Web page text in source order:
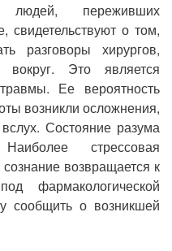
людей, переживших
свидетельствуют о том,
разговоры хирургов,
вокруг. Это является
Ее вероятность
возникли осложнения,
Состояние разума
стрессовая
возвращается к
фармакологической
сообщить о возникшей